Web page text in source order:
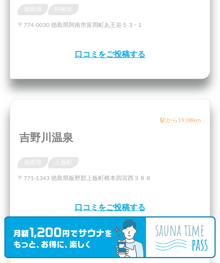
〒774-0030 徳島県阿南市富岡町あ王谷５３−１
口コミをご投稿する
駅から19.08km
吉野川温泉
〒771-1343 徳島県板野郡上板町椎本四宮西３８８
口コミをご投稿する